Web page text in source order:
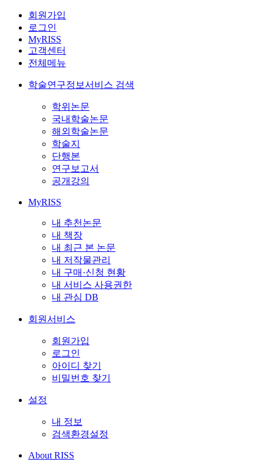
회원가입
로그인
MyRISS
고객센터
전체메뉴
학술연구정보서비스 검색
학위논문
국내학술논문
해외학술논문
학술지
단행본
연구보고서
공개강의
MyRISS
내 추천논문
내 책장
내 최근 본 논문
내 저작물관리
내 구매·신청 현황
내 서비스 사용권한
내 관심 DB
회원서비스
회원가입
로그인
아이디 찾기
비밀번호 찾기
설정
내 정보
검색환경설정
About RISS